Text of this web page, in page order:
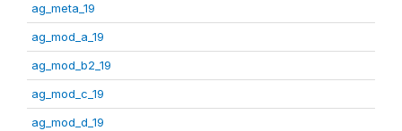
ag_meta_19
ag_mod_a_19
ag_mod_b2_19
ag_mod_c_19
ag_mod_d_19